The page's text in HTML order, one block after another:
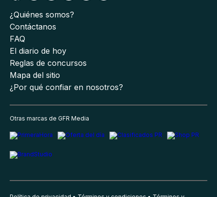
¿Quiénes somos?
Contáctanos
FAQ
El diario de hoy
Reglas de concursos
Mapa del sitio
¿Por qué confiar en nosotros?
Otras marcas de GFR Media